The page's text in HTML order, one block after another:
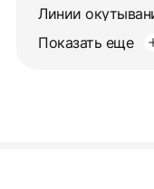
Линии
Показать еще